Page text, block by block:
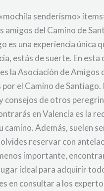
senderismo»
amigos del Camino de
es una experiencia
estás de suerte. En
la Asociación de
el Camino de
consejos de otros
en Valencia es la
camino. Además, suelen
reservar con
importante,
ideal para adquirir
en consultar a los